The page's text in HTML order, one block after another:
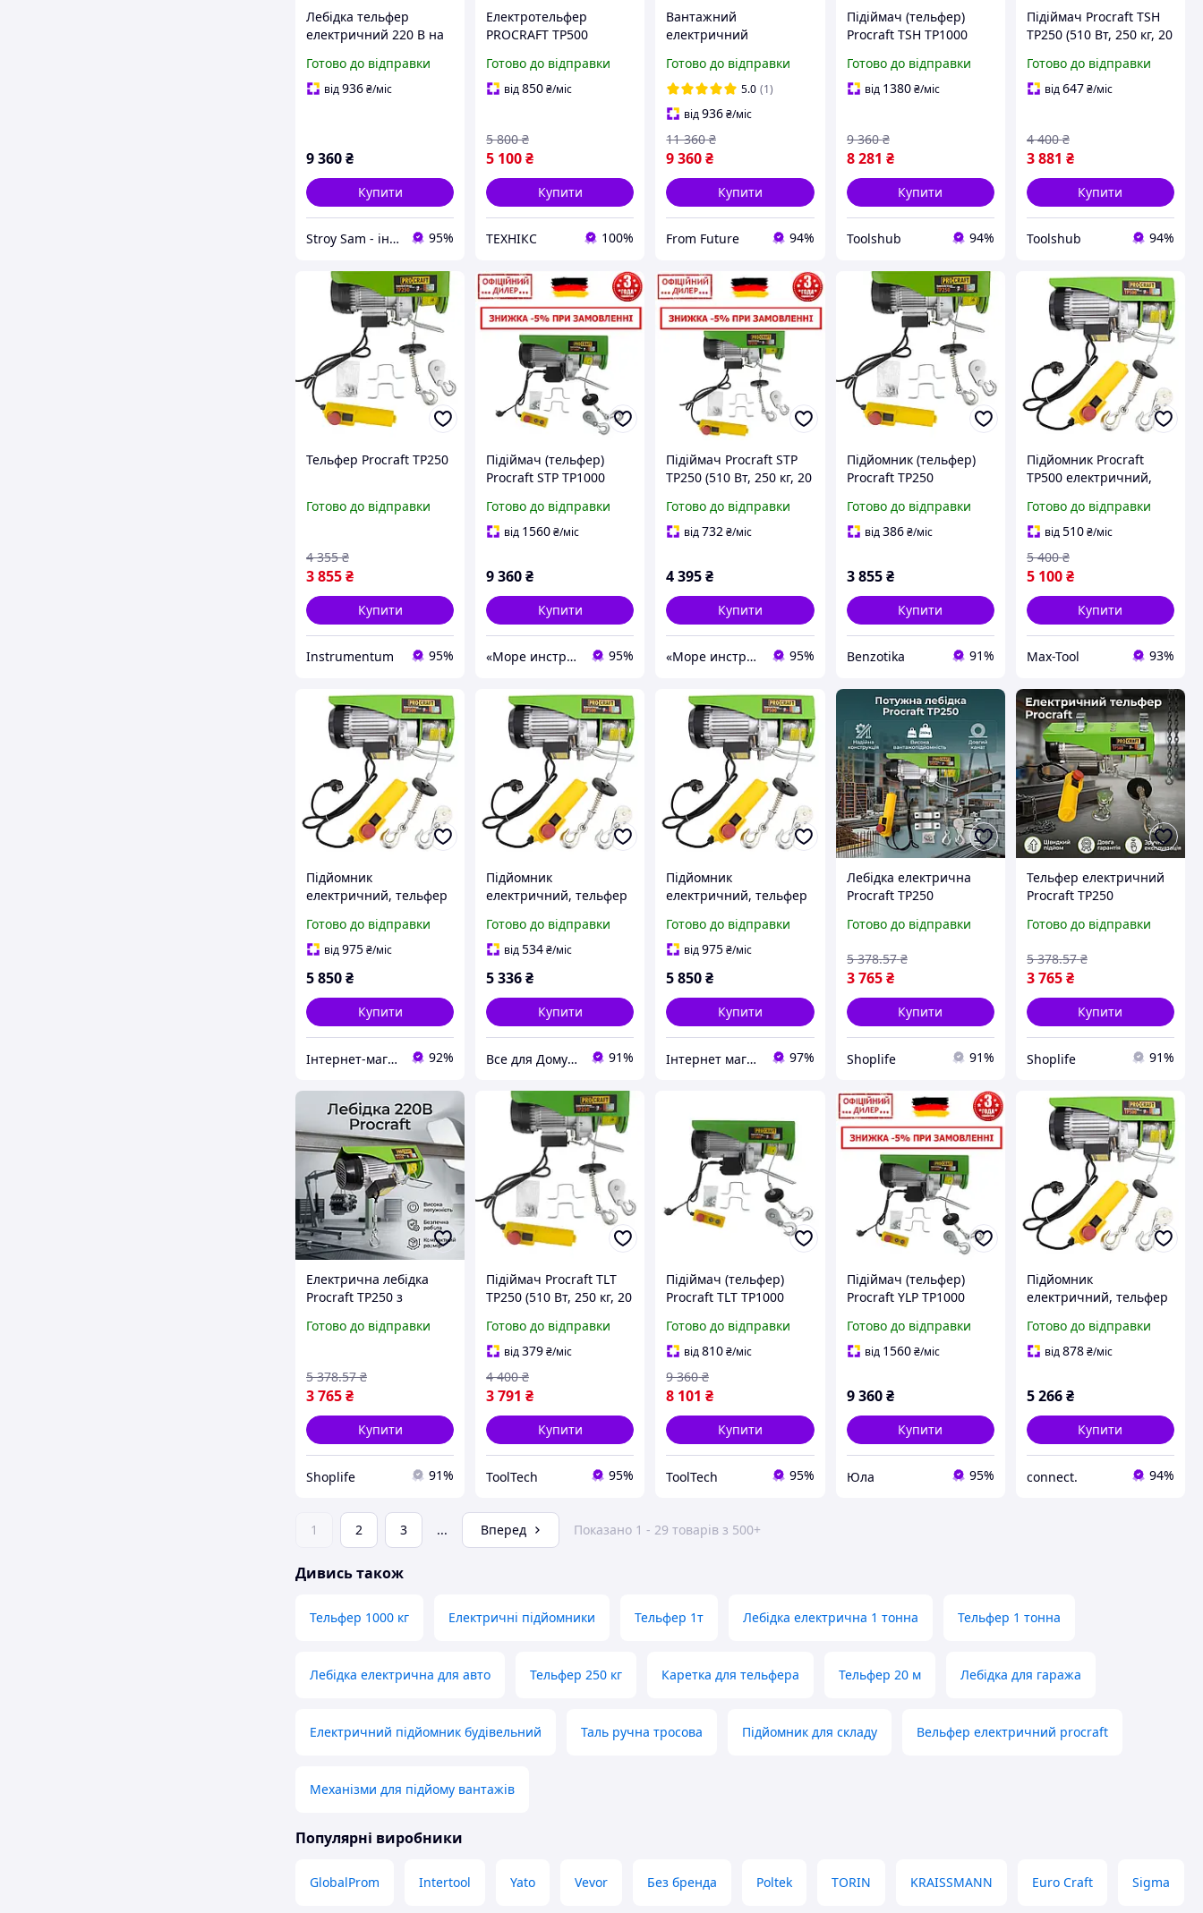
Лебідка тельфер
електричний 220 В на
Німеччина
Готово до відправки
від936₴/міс
9 360₴
Купити
Stroy Sam - інтернет магазин інструментів 95%
Електротельфер
PROCRAFT TP500
Готово до відправки
від850₴/міс
5 100₴
5 800 ₴
Купити
ТЕХНІКС 100%
Вантажний
електричний
м,Електричний
підйомник Procraft
TP1000 мідна обмотка
1.6 КвТ
Готово до відправки
5.0 (1)
від936₴/міс
9 360₴
11 360 ₴
Купити
From Future 94%
Підіймач (тельфер)
Procraft TSH TP1000
Готово до відправки
від 1380 ₴/міс
8 281 ₴
9 360 ₴
Купити
Toolshub 94%
Підіймач Procraft TSH
TP250 (510 Вт, 250 кг, 20
електричний
Готово до відправки
від647₴/міс
3 881 ₴
4 400 ₴
Купити
Toolshub 94%
Тельфер Procraft TP250
Готово до відправки
3 855₴
4 355 ₴
Купити
Instrumentum 95%
Підіймач (тельфер)
Procraft STP TP1000
Готово до відправки
від 1560₴/міс
9 360₴
Купити
«Море инструментов» 95%
Підіймач Procraft STP
TP250 (510 Вт, 250 кг, 20
електричний
Готово до відправки
від732₴/міс
4 395₴
Купити
«Море инструментов» 95%
Підйомник (тельфер)
Procraft TP250
Готово до відправки
від386 ₴/міс
3 855 ₴
Купити
Benzotika 91%
Підйомник Procraft
TP500 електричний,
трос, гарантія 36
місяців
Готово до відправки
від510₴/міс
5 100₴
5 400 ₴
Купити
Max-Tool 93%
Підйомник
електричний, тельфер
TP500
Готово до відправки
від975₴/міс
5 850₴
Купити
Інтернет-магазин GIGATOOLS 92%
Підйомник
електричний, тельфер
TP500
Готово до відправки
від534₴/міс
5 336₴
Купити
Все для Дому та Саду Bizon24🛠 91%
Підйомник
електричний, тельфер
TP500
Готово до відправки
від975₴/міс
5 850₴
Купити
Інтернет магазин інструменту KUVALDA 97%
Лебідка електрична
Procraft TP250
250 кг та
підйому вантажів до 20
м з акумулятором 220
Готово до відправки
3 765 ₴
5 378.57 ₴
Купити
Shoplife 91%
Тельфер електричний
Procraft TP250
номінальною напругою
підйому 0.2 м сек для
ремонтних
Готово до відправки
3 765₴
5 378.57 ₴
Купити
Shoplife 91%
Електрична лебідка
Procraft TP250 з
вантажопідйомністю
підйому 20 м вагою 12
кг з акумулятором 220
Готово до відправки
3 765₴
5 378.57 ₴
Купити
Shoplife 91%
Підіймач Procraft TLT
TP250 (510 Вт, 250 кг, 20
електричний
Готово до відправки
від379₴/міс
3 791 ₴
4 400 ₴
Купити
ToolTech 95%
Підіймач (тельфер)
Procraft TLT TP1000
Готово до відправки
від810₴/міс
8 101 ₴
9 360 ₴
Купити
ToolTech 95%
Підіймач (тельфер)
Procraft YLP TP1000
Готово до відправки
від 1560 ₴/міс
9 360 ₴
Купити
Юла 95%
Підйомник
електричний, тельфер
TP500
Готово до відправки
від878₴/міс
5 266₴
Купити
connect. 94%
1 2 3 ... Вперед Показано 1 - 29 товарів з 500+
Дивись також
Тельфер 1000 кг Електричні підйомники Тельфер 1т Лебідка електрична 1 тонна Тельфер 1 тонна
Лебідка електрична для авто Тельфер 250 кг Каретка для тельфера Тельфер 20 м Лебідка для гаража
Електричний підйомник будівельний Таль ручна тросова Підйомник для складу Вельфер електричний procraft
Механізми для підйому вантажів
Популярні виробники
GlobalProm Intertool Yato Vevor Без бренда Poltek TORIN KRAISSMANN Euro Craft Sigma